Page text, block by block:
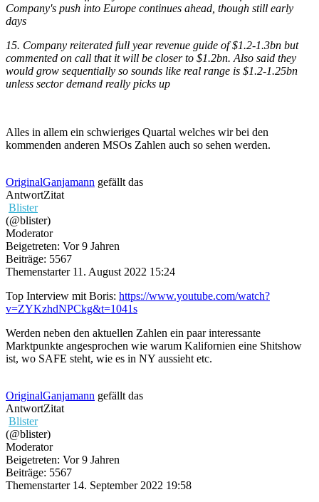
Company's push into Europe continues ahead, though still early
days
15. Company reiterated full year revenue guide of $1.2-1.3bn but
commented on call that it will be closer to $1.2bn. Also said they
would grow sequentially so sounds like real range is $1.2-1.25bn
unless sector demand really picks up
Alles in allem ein schwieriges Quartal welches wir bei den
kommenden anderen MSOs Zahlen auch so sehen werden.
OriginalGanjamann gefällt das
AntwortZitat
Blister
(@blister)
Moderator
Beigetreten: Vor 9 Jahren
Beiträge: 5567
Themenstarter 11. August 2022 15:24
Top Interview mit Boris: https://www.youtube.com/watch?
v=ZYKzhdNPCkg&t=1041s
Werden neben den aktuellen Zahlen ein paar interessante
Marktpunkte angesprochen wie warum Kalifornien eine Shitshow
ist, wo SAFE steht, wie es in NY aussieht etc.
OriginalGanjamann gefällt das
AntwortZitat
Blister
(@blister)
Moderator
Beigetreten: Vor 9 Jahren
Beiträge: 5567
Themenstarter 14. September 2022 19:58